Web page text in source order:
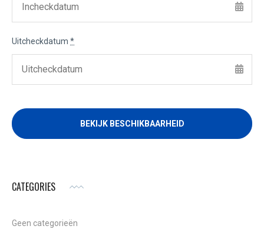
Uitcheckdatum *
CATEGORIES
Geen categorieën